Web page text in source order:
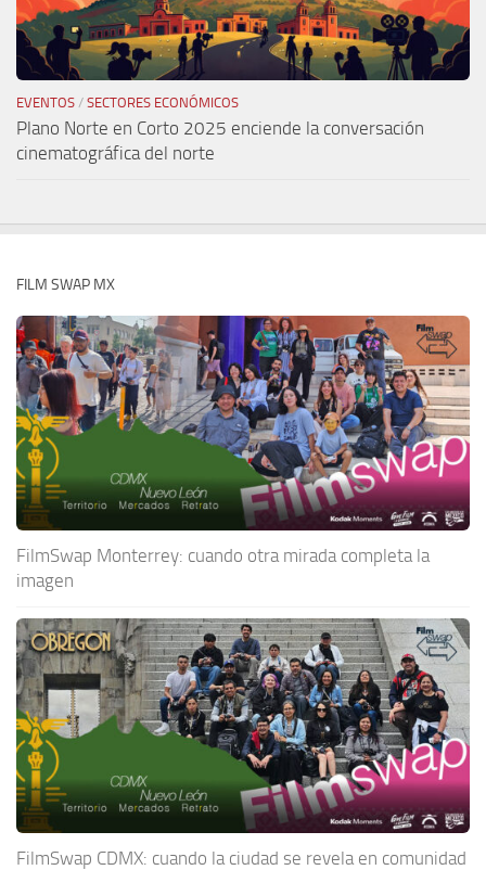
EVENTOS / SECTORES ECONÓMICOS
Plano Norte en Corto 2025 enciende la conversación
cinematográfica del norte
FILM SWAP MX
FilmSwap Monterrey: cuando otra mirada completa la
imagen
FilmSwap CDMX: cuando la ciudad se revela en comunidad